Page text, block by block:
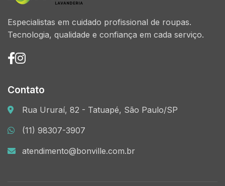
Especialistas em cuidado profissional de roupas.
Tecnologia, qualidade e confiança em cada serviço.
Contato
Rua Ururaí, 82 - Tatuapé, São Paulo/SP
(11) 98307-3907
atendimento@bonville.com.br